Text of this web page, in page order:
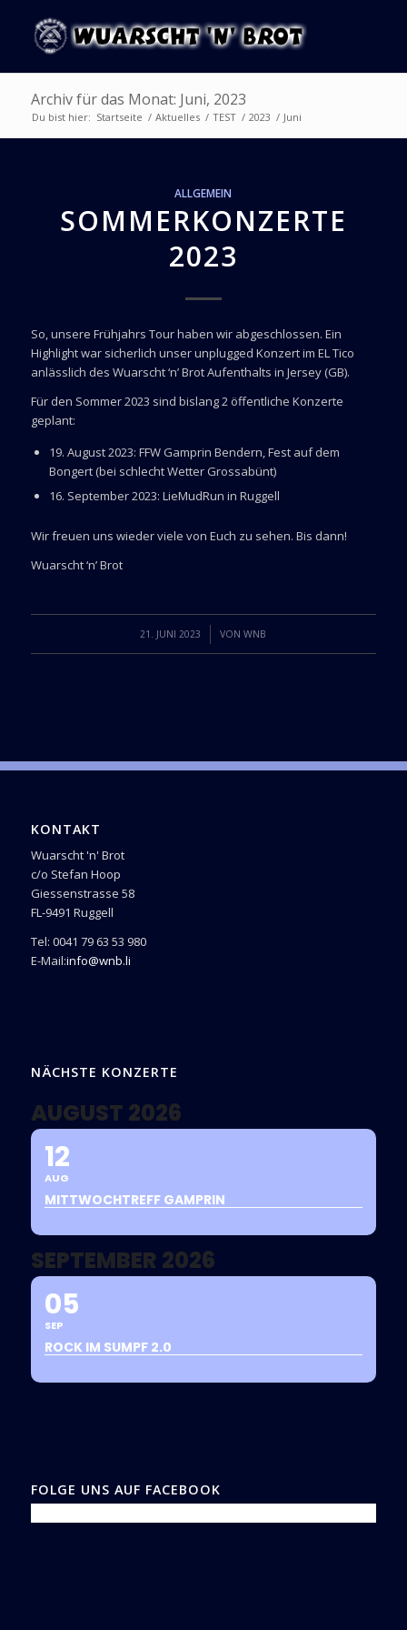
Archiv für das Monat: Juni, 2023
Du bist hier: Startseite / Aktuelles / TEST / 2023 / Juni
ALLGEMEIN
SOMMERKONZERTE
2023
So, unsere Frühjahrs Tour haben wir abgeschlossen. Ein
Highlight war sicherlich unser unplugged Konzert im EL Tico
anlässlich des Wuarscht ‘n’ Brot Aufenthalts in Jersey (GB).
Für den Sommer 2023 sind bislang 2 öffentliche Konzerte
geplant:
19. August 2023: FFW Gamprin Bendern, Fest auf dem
Bongert (bei schlecht Wetter Grossabünt)
16. September 2023: LieMudRun in Ruggell
Wir freuen uns wieder viele von Euch zu sehen. Bis dann!
Wuarscht ‘n’ Brot
21. JUNI 2023
/ VONWNB
KONTAKT
Wuarscht 'n' Brot
c/o Stefan Hoop
Giessenstrasse 58
FL-9491 Ruggell
Tel: 0041 79 63 53 980
E-Mail:info@wnb.li
NÄCHSTE KONZERTE
AUGUST 2026
12
AUG
MITTWOCHTREFF GAMPRIN
SEPTEMBER 2026
05
SEP
ROCK IM SUMPF 2.0
FOLGE UNS AUF FACEBOOK